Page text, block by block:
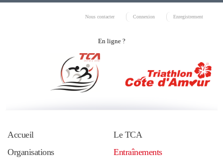
Nous contacter Connexion Enregistrement
En ligne ?
Accueil
Le TCA
Organisations
Entraînements